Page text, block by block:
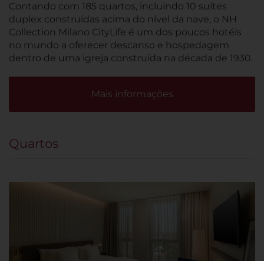
Contando com 185 quartos, incluindo 10 suítes
duplex construídas acima do nível da nave, o NH
Collection Milano CityLife é um dos poucos hotéis
no mundo a oferecer descanso e hospedagem
dentro de uma igreja construída na década de 1930.
Mais informações
Quartos